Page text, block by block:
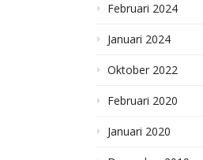
Februari 2024
Januari 2024
Oktober 2022
Februari 2020
Januari 2020